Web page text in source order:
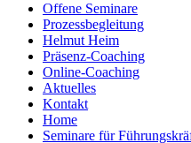
Offene Seminare
Prozessbegleitung
Helmut Heim
Präsenz-Coaching
Online-Coaching
Aktuelles
Kontakt
Home
Seminare für